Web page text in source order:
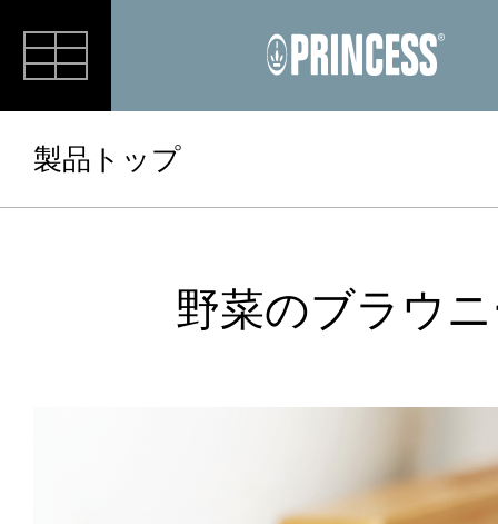
RECIPE
製品トップ
野菜のブラウ